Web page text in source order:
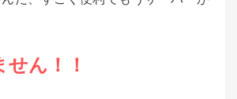
ん！！